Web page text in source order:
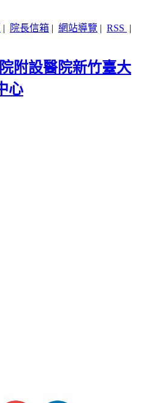
| 院長信箱 | 網站導覽 | RSS |